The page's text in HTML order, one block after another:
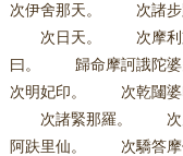
次伊舍那天。 次諸
次日天。 次摩利支
曰。 歸命摩訶誐
次明妃印。 次乾闥
次諸緊那羅。
阿趺里仙。 次驕答